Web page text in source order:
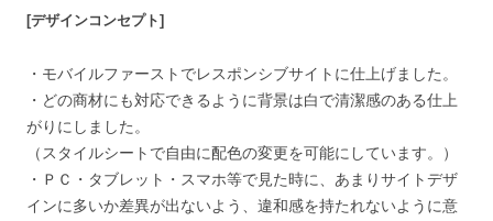
[デザインコンセプト]
・モバイルファーストでレスポンシブサイトに仕上げました。
・どの商材にも対応できるように背景は白で清潔感のある仕上
がりにしました。
（スタイルシートで自由に配色の変更を可能にしています。）
・ＰＣ・タブレット・スマホ等で見た時に、あまりサイトデザ
インに多いか差異が出ないよう、違和感を持たれないように意